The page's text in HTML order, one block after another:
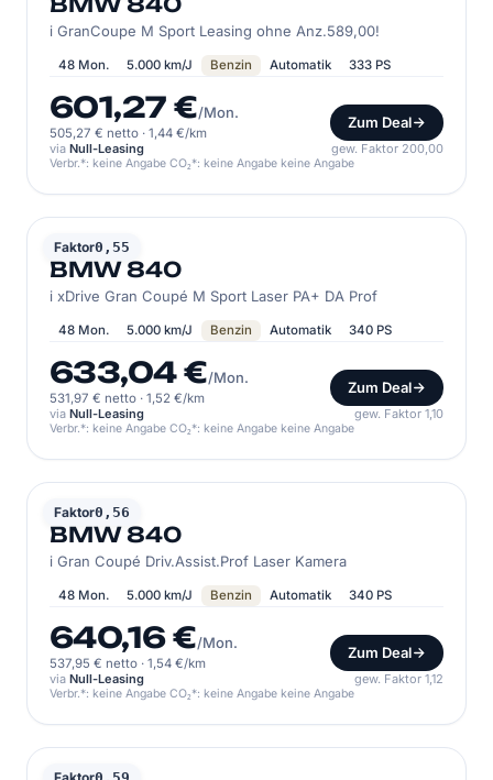
i GranCoupe M Sport Leasing ohne Anz.589,00!
48 Mon. 5.000 km/J Benzin Automatik 333 PS
601,27 €/Mon.
505,27 € netto · 1,44 €/km
Zum Deal
via Null-Leasing gew. Faktor 200,00
Verbr.*: keine Angabe CO₂*: keine Angabe keine Angabe
Faktor0,55
BMW
BMW 840
i xDrive Gran Coupé M Sport Laser PA+ DA Prof
48 Mon. 5.000 km/J Benzin Automatik 340 PS
633,04 €/Mon.
531,97 € netto · 1,52 €/km
Zum Deal
via Null-Leasing gew. Faktor 1,10
Verbr.*: keine Angabe CO₂*: keine Angabe keine Angabe
Faktor0,56
BMW
BMW 840
i Gran Coupé Driv.Assist.Prof Laser Kamera
48 Mon. 5.000 km/J Benzin Automatik 340 PS
640,16 €/Mon.
537,95 € netto · 1,54 €/km
Zum Deal
via Null-Leasing gew. Faktor 1,12
Verbr.*: keine Angabe CO₂*: keine Angabe keine Angabe
Faktor
BMW